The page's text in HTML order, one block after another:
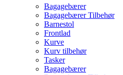
Bagagebærer
Bagagebærer Tilbehør
Barnestol
Frontlad
Kurve
Kurv tilbehør
Tasker
Bagagebærer